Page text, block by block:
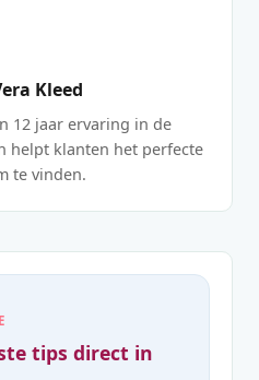
Kleed
12 jaar ervaring in de
helpt klanten het perfecte
te vinden.
tips direct in